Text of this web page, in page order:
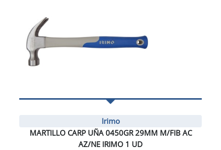
Irimo
MARTILLO CARP UÑA 0450GR 29MM M/FIB AC
AZ/NE IRIMO 1 UD